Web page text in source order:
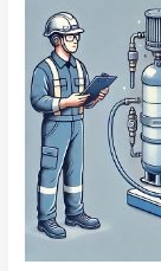
Teknologi
Aluminium
Extrusion
di
Indonesia